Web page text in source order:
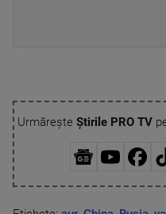
Urmărește Știrile PRO TV